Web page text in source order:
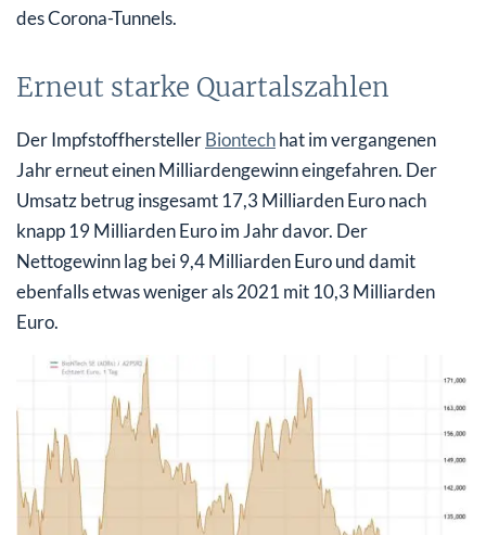
des Corona-Tunnels.
Erneut starke Quartalszahlen
Der ImpfstoffherstellerBiontechhat im vergangenen
Jahr erneut einen Milliardengewinn eingefahren. Der
Umsatz betrug insgesamt 17,3 Milliarden Euro nach
knapp 19 Milliarden Euro im Jahr davor. Der
Nettogewinn lag bei 9,4 Milliarden Euro und damit
ebenfalls etwas weniger als 2021 mit 10,3 Milliarden
Euro.